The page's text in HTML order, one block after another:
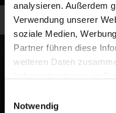
analysieren. Außerdem
Verwendung unserer
soziale Medien,
Partner führen diese
weiteren Daten
Notwendig